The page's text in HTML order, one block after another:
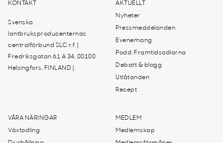
KONTAKT
Svenska
lantbruksproducenternas
centralförbund SLC r.f. |
Fredriksgatan 61 A 34, 00100
Helsingfors, FINLAND |
AKTUELLT
Nyheter
Pressmeddelanden
Evenemang
Podd: Framtidsodlarna
Debatt & blogg
Utlåtanden
Recept
VÅRA NÄRINGAR
Växtodling
MEDLEM
Medlemskap